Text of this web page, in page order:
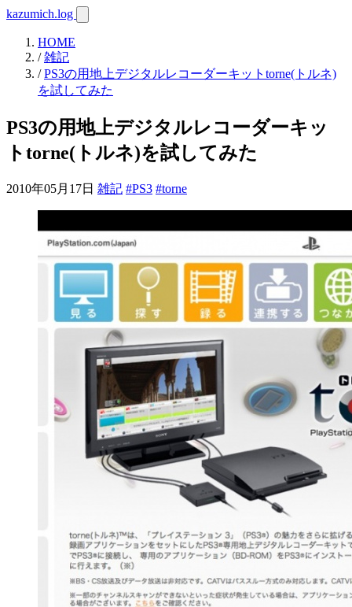
kazumich.log
HOME
/雑記
/PS3の用地上デジタルレコーダーキットtorne(トルネ)
を試してみた
PS3の用地上デジタルレコーダーキッ
トtorne(トルネ)を試してみた
2010年05月17日 雑記 #PS3 #torne